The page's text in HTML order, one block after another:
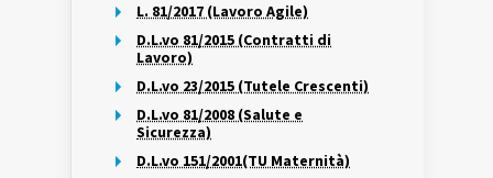
L. 81/2017 (Lavoro Agile)
D.L.vo 81/2015 (Contratti di
Lavoro)
D.L.vo 23/2015 (Tutele Crescenti)
D.L.vo 81/2008 (Salute e
Sicurezza)
D.L.vo 151/2001(TU Maternità)